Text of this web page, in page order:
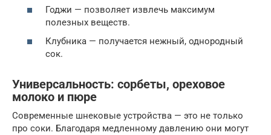
Годжи — позволяет извлечь максимум
полезных веществ.
Клубника — получается нежный, однородный
сок.
Универсальность: сорбеты, ореховое
молоко и пюре
Современные шнековые устройства — это не только
про соки. Благодаря медленному давлению они могут